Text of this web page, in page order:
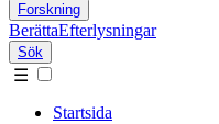
Forskning
BerättaEfterlysningar
Sök
☰
Startsida